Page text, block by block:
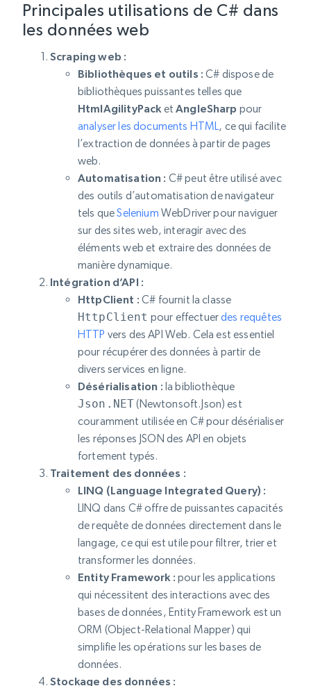
Principales utilisations de C# dans
les données web
Scraping web :
Bibliothèques et outils : C# dispose de
bibliothèques puissantes telles que
HtmlAgilityPacketAngleSharp pour
analyser les documents HTML, ce qui facilite
l’extraction de données à partir de pages
web.
Automatisation : C# peut être utilisé avec
des outils d’automatisation de navigateur
tels queSelenium WebDriver pour naviguer
sur des sites web, interagir avec des
éléments web et extraire des données de
manière dynamique.
Intégration d’API :
HttpClient : C# fournit la classe
HttpClient pour effectuerdes requêtes
HTTP vers des API Web. Cela est essentiel
pour récupérer des données à partir de
divers services en ligne.
Désérialisation : la bibliothèque
Json.NET(Newtonsoft.Json) est
couramment utilisée en C# pour désérialiser
les réponses JSON des API en objets
fortement typés.
Traitement des données :
LINQ (Language Integrated Query) :
LINQ dans C# offre de puissantes capacités
de requête de données directement dans le
langage, ce qui est utile pour filtrer, trier et
transformer les données.
Entity Framework : pour les applications
qui nécessitent des interactions avec des
bases de données, Entity Framework est un
ORM (Object-Relational Mapper) qui
simplifie les opérations sur les bases de
données.
Stockage des données :